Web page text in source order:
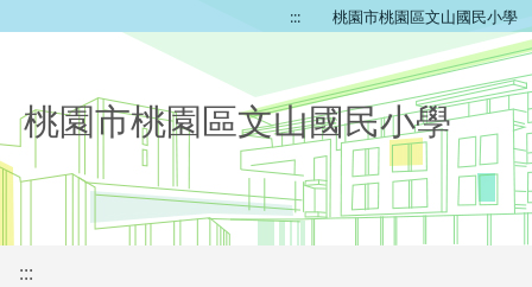
::: 桃園市桃園區文山國民小學
桃園市桃園區文山國民小學
:::